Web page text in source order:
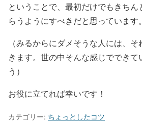
ということで、最初だけでもきちん
らうようにすべきだと思っています。
（みるからにダメそうな人には、
きます。世の中そんな感じでできて
う）
お役に立てれば幸いです！
カテゴリー: ちょっとしたコツ